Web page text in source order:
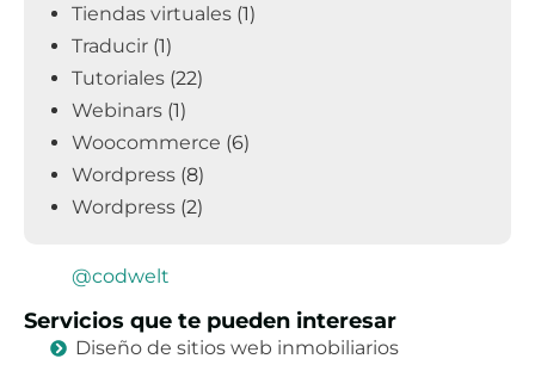
Tiendas virtuales (1)
Traducir (1)
Tutoriales (22)
Webinars (1)
Woocommerce (6)
Wordpress (8)
Wordpress (2)
@codwelt
Servicios que te pueden interesar
Diseño de sitios web inmobiliarios